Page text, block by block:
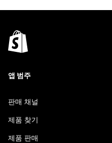
앱 범주
판매 채널
제품 찾기
제품 판매